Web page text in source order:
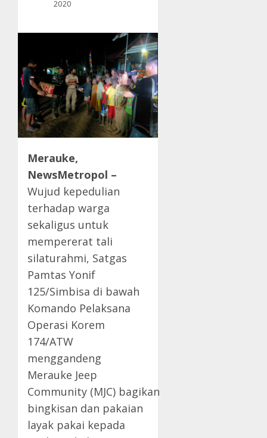
2020
Merauke,
NewsMetropol –
Wujud kepedulian
terhadap warga
sekaligus untuk
mempererat tali
silaturahmi, Satgas
Pamtas Yonif
125/Simbisa di bawah
Komando Pelaksana
Operasi Korem
174/ATW
menggandeng
Merauke Jeep
Community (MJC) bagikan
bingkisan dan pakaian
layak pakai kepada